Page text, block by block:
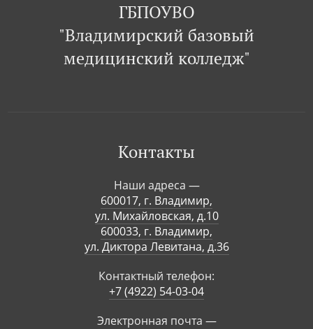
ГБПОУВО
"Владимирский базовый
медицинский колледж"
Контакты
Наши адреса —
600017, г. Владимир,
ул. Михайловская, д.10
600033, г. Владимир,
ул. Диктора Левитана, д.36
Контактный телефон:
+7 (4922) 54-03-04
Электронная почта —